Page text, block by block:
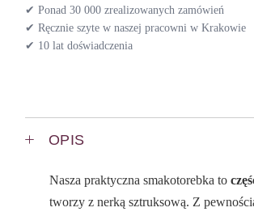
✔ Ponad 30 000 zrealizowanych zamówień
✔ Ręcznie szyte w naszej pracowni w Krakowie
✔ 10 lat doświadczenia
OPIS
Nasza praktyczna smakotorebka to
tworzy z nerką sztruksową. Z